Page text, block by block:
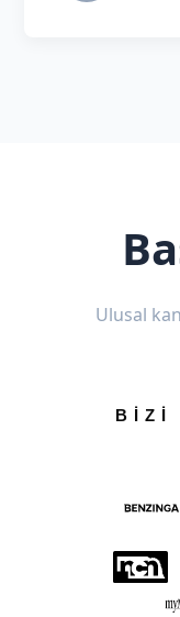
Ulusal
BİZİ